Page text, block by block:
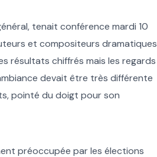
tenait conférence mardi 10
et compositeurs dramatiques
résultats chiffrés mais les regards
devait être très différente
pointé du doigt pour son
préoccupée par les élections